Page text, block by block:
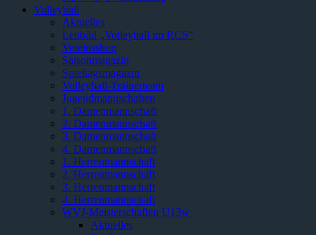
Volleyball
Aktuelles
Leitbild „Volleyball im RCS“
Vereinsshop
Saisonmagazin
Spieltagsmagazin
Volleyball-Trainerteam
Jugendmannschaften
1. Damenmannschaft
2. Damenmannschaft
3. Damenmannschaft
4. Damenmannschaft
1. Herrenmannschaft
2. Herrenmannschaft
3. Herrenmannschaft
4. Herrenmannschaft
WVJ-Meisterschaften U13w
Aktuelles